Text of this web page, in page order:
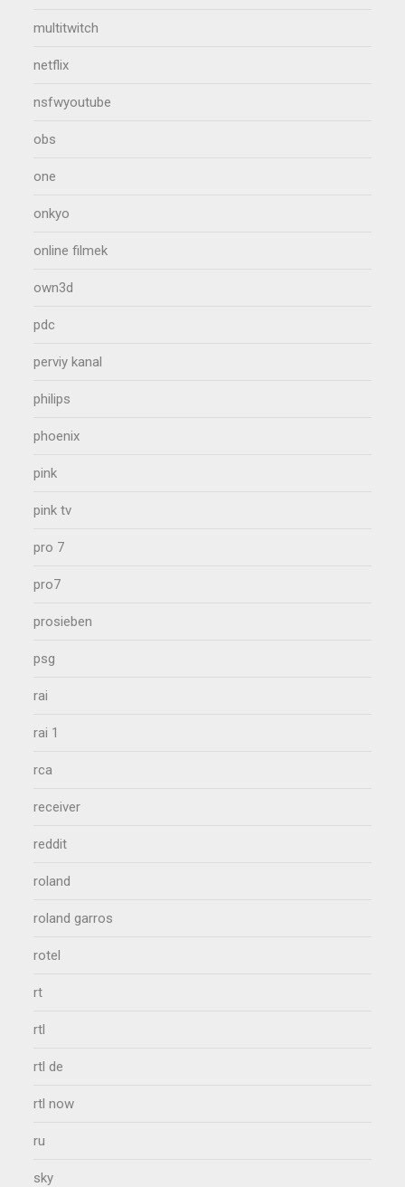
multitwitch
netflix
nsfwyoutube
obs
one
onkyo
online filmek
own3d
pdc
perviy kanal
philips
phoenix
pink
pink tv
pro 7
pro7
prosieben
psg
rai
rai 1
rca
receiver
reddit
roland
roland garros
rotel
rt
rtl
rtl de
rtl now
ru
sky